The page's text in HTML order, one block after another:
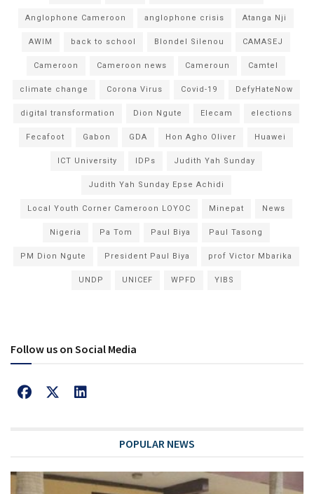
Anglophone Cameroon anglophone crisis Atanga Nji
AWIM back to school Blondel Silenou CAMASEJ
Cameroon Cameroon news Cameroun Camtel
climate change Corona Virus Covid-19 DefyHateNow
digital transformation Dion Ngute Elecam elections
Fecafoot Gabon GDA Hon Agho Oliver Huawei
ICT University IDPs Judith Yah Sunday
Judith Yah Sunday Epse Achidi
Local Youth Corner Cameroon LOYOC Minepat News
Nigeria Pa Tom Paul Biya Paul Tasong
PM Dion Ngute President Paul Biya prof Victor Mbarika
UNDP UNICEF WPFD YIBS
Follow us on Social Media
POPULAR NEWS